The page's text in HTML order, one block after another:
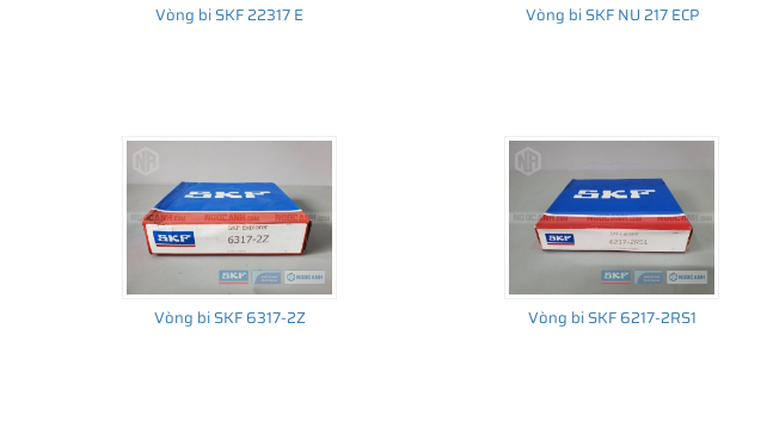
Vòng bi SKF 22317 E Vòng bi SKF NU 217 ECP
Vòng bi SKF 6317-2Z Vòng bi SKF 6217-2RS1